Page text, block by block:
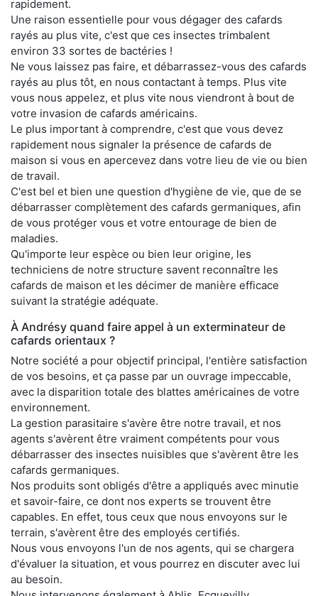
rapidement.
Une raison essentielle pour vous dégager des cafards
rayés au plus vite, c'est que ces insectes trimbalent
environ 33 sortes de bactéries !
Ne vous laissez pas faire, et débarrassez-vous des cafards
rayés au plus tôt, en nous contactant à temps. Plus vite
vous nous appelez, et plus vite nous viendront à bout de
votre invasion de cafards américains.
Le plus important à comprendre, c'est que vous devez
rapidement nous signaler la présence de cafards de
maison si vous en apercevez dans votre lieu de vie ou bien
de travail.
C'est bel et bien une question d'hygiène de vie, que de se
débarrasser complètement des cafards germaniques, afin
de vous protéger vous et votre entourage de bien de
maladies.
Qu'importe leur espèce ou bien leur origine, les
techniciens de notre structure savent reconnaître les
cafards de maison et les décimer de manière efficace
suivant la stratégie adéquate.
À Andrésy quand faire appel à un exterminateur de
cafards orientaux ?
Notre société a pour objectif principal, l'entière satisfaction
de vos besoins, et ça passe par un ouvrage impeccable,
avec la disparition totale des blattes américaines de votre
environnement.
La gestion parasitaire s'avère être notre travail, et nos
agents s'avèrent être vraiment compétents pour vous
débarrasser des insectes nuisibles que s'avèrent être les
cafards germaniques.
Nos produits sont obligés d'être a appliqués avec minutie
et savoir-faire, ce dont nos experts se trouvent être
capables. En effet, tous ceux que nous envoyons sur le
terrain, s'avèrent être des employés certifiés.
Nous vous envoyons l'un de nos agents, qui se chargera
d'évaluer la situation, et vous pourrez en discuter avec lui
au besoin.